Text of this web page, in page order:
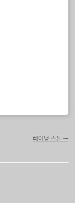
레이닝 스톤 →